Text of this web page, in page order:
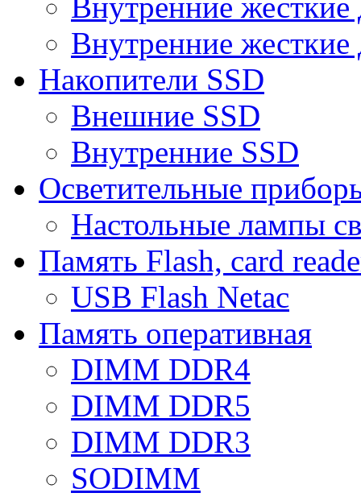
Внутренние
Внутренние
Накопители SSD
Внешние SSD
Внутренние SSD
Осветительные
Настольные лампы
Память Flash, card
USB Flash Netac
Память оперативная
DIMM DDR4
DIMM DDR5
DIMM DDR3
SODIMM